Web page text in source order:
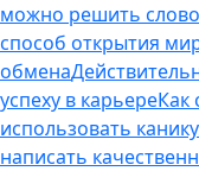
можно решить
способ открытия
обмена
успеху в карьереКак
использовать
написать